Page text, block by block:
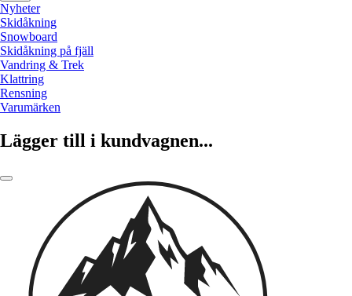
Nyheter
Skidåkning
Snowboard
Skidåkning på fjäll
Vandring & Trek
Klattring
Rensning
Varumärken
Lägger till i kundvagnen...